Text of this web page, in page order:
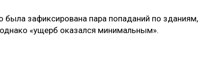
была зафиксирована пара попаданий по зданиям,
«ущерб оказался минимальным».